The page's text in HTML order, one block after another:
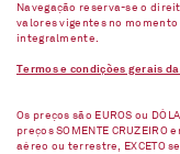
Navegação reserva-se o
valores vigentes no
integralmente.
Termos e condições gerais
Os preços são EUROS ou
preços SOMENTE
aéreo ou terrestre, EXCETO